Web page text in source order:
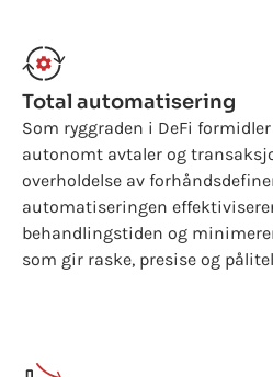
Total automatisering
Som ryggraden i DeFi
autonomt avtaler og
overholdelse av
automatiseringen
behandlingstiden og
som gir raske, presise og